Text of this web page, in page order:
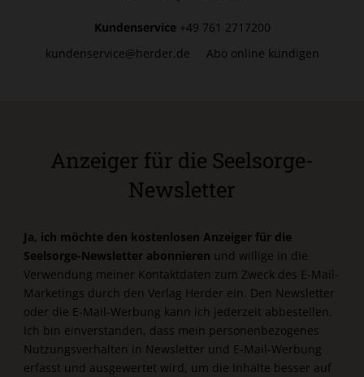
Kundenservice +49 761 2717200
kundenservice@herder.de
Abo online kündigen
Anzeiger für die Seelsorge-
Newsletter
Ja, ich möchte den kostenlosen Anzeiger für die
Seelsorge-Newsletter abonnieren und willige in die
Verwendung meiner Kontaktdaten zum Zweck des E-Mail-
Marketings durch den Verlag Herder ein. Den Newsletter
oder die E-Mail-Werbung kann ich jederzeit abbestellen.
Ich bin einverstanden, dass mein personenbezogenes
Nutzungsverhalten in Newsletter und E-Mail-Werbung
erfasst und ausgewertet wird, um die Inhalte besser auf